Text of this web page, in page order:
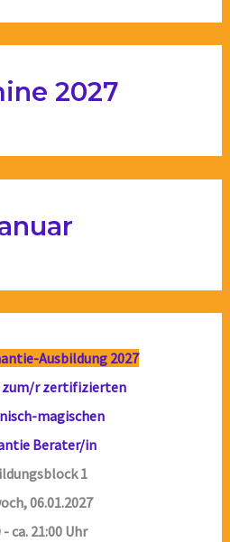
2027
Ausbildung 2027
zum/r zertifizierten
magischen
Berater/in
1
06.01.2027
- ca. 21:00 Uhr